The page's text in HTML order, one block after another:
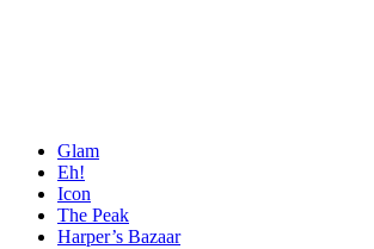
Glam
Eh!
Icon
The Peak
Harper’s Bazaar